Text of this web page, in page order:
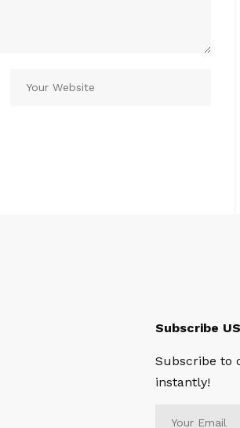
Subscribe US
Subscribe to
instantly!